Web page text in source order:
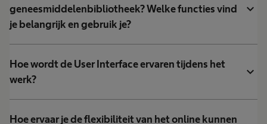
geneesmiddelenbibliotheek? Welke functies vind
je belangrijk en gebruik je?
expand_more
Hoe wordt de User Interface ervaren tijdens het
werk?
expand_more
Hoe ervaar je de flexibiliteit van het online kunnen